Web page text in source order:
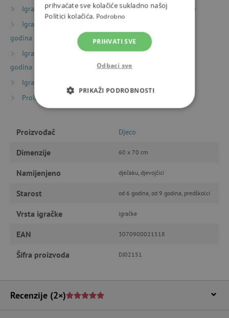
Igračke prema starosti
Igre i igračke za predškolce
Igračke prema starosti
godina
Igračke prema starosti
Igre i igračke za djecu od 9
godina
Igračke prema vrsti
Proizvođači
Proizvođač Djeco
Dimenzije 60 x 70 cm
Namijenjeno dječaku, djevojčici
Starost od 6 godina, od 9 godina, predškolci
Vrsta igračke igračke
EAN 3070900021518
Šifra proizvoda DJ02151
Recenzije (2×)
prihvaćate sve kolačiće sukladno našoj
Politici kolačića. Podrobno
PRIHVATI SVE
Odbaci sve
PRIKAŽI PODROBNOSTI
NUŽNO POTREBNI KOLAČIĆI
CILJANOST
npr. upis korisnika na stranici te uređivanje
potrebnih kolačića.
Ime
/